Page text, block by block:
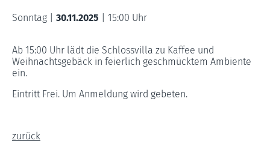
Sonntag | 30.11.2025 15:00 Uhr
Ab 15:00 Uhr lädt die Schlossvilla zu Kaffee und
Weihnachtsgebäck in feierlich geschmücktem Ambiente
ein.
Eintritt Frei. Um Anmeldung wird gebeten.
zurück